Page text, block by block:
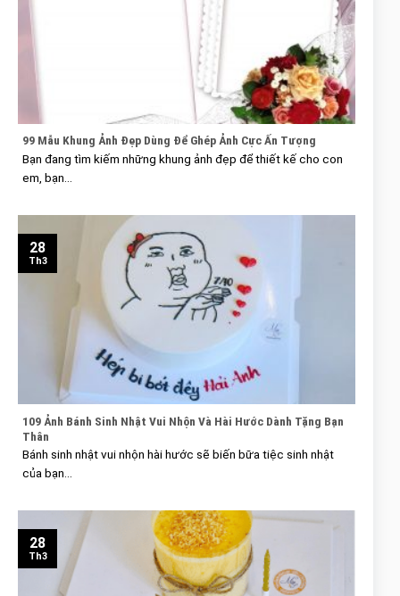
99 Mẫu Khung Ảnh Đẹp Dùng Để Ghép Ảnh Cực Ấn Tượng
Bạn đang tìm kiếm những khung ảnh đẹp để thiết kế cho con
em, bạn...
109 Ảnh Bánh Sinh Nhật Vui Nhộn Và Hài Hước Dành Tặng Bạn
Thân
Bánh sinh nhật vui nhộn hài hước sẽ biến bữa tiệc sinh nhật
của bạn...
28
Th3
28
Th3